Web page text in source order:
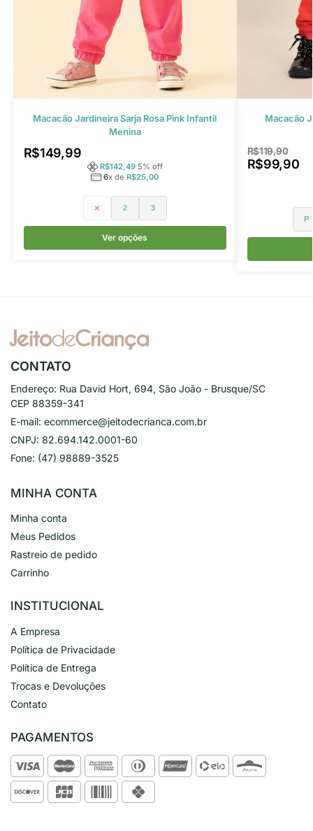
Macacão Jardineira Sarja Rosa Pink Infantil
Menina
R$149,99
R$142,49 5% off
6x deR$25,00
1 2 3
Ver opções
Macacão
R$119,90
R$99,90
P
CONTATO
Endereço: Rua David Hort, 694, São João - Brusque/SC
CEP 88359-341
E-mail: ecommerce@jeitodecrianca.com.br
CNPJ: 82.694.142.0001-60
Fone: (47) 98889-3525
MINHA CONTA
Minha conta
Meus Pedidos
Rastreio de pedido
Carrinho
INSTITUCIONAL
A Empresa
Política de Privacidade
Política de Entrega
Trocas e Devoluções
Contato
PAGAMENTOS